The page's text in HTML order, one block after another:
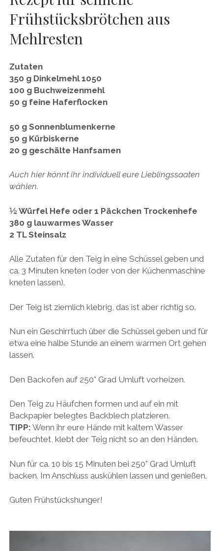
Frühstücksbrötchen aus
Mehlresten
Zutaten
350 g Dinkelmehl 1050
100 g Buchweizenmehl
50 g feine Haferflocken
50 g Sonnenblumenkerne
50 g Kürbiskerne
20 g geschälte Hanfsamen
Auch hier könnt ihr individuell eure Lieblingssaaten
wählen.
½ Würfel Hefe oder 1 Päckchen Trockenhefe
380 g lauwarmes Wasser
2 TL Steinsalz
Alle Zutaten für den Teig in eine Schüssel geben und
ca. 3 Minuten kneten (oder von der Küchenmaschine
kneten lassen).
Der Teig ist ziemlich klebrig, das ist aber richtig so.
Nun ein Geschirrtuch über die Schüssel geben und für
etwa eine halbe Stunde an einem warmen Ort gehen
lassen.
Den Backofen auf 250° Grad Umluft vorheizen.
Den Teig zu Häufchen formen und auf ein mit
Backpapier belegtes Backblech platzieren.
TIPP: Wenn ihr eure Hände mit kaltem Wasser
befeuchtet, klebt der Teig nicht so an den Händen.
Nun für ca. 10 bis 15 Minuten bei 250° Grad Umluft
backen. Im Anschluss auskühlen lassen und genießen.
Guten Frühstückshunger!